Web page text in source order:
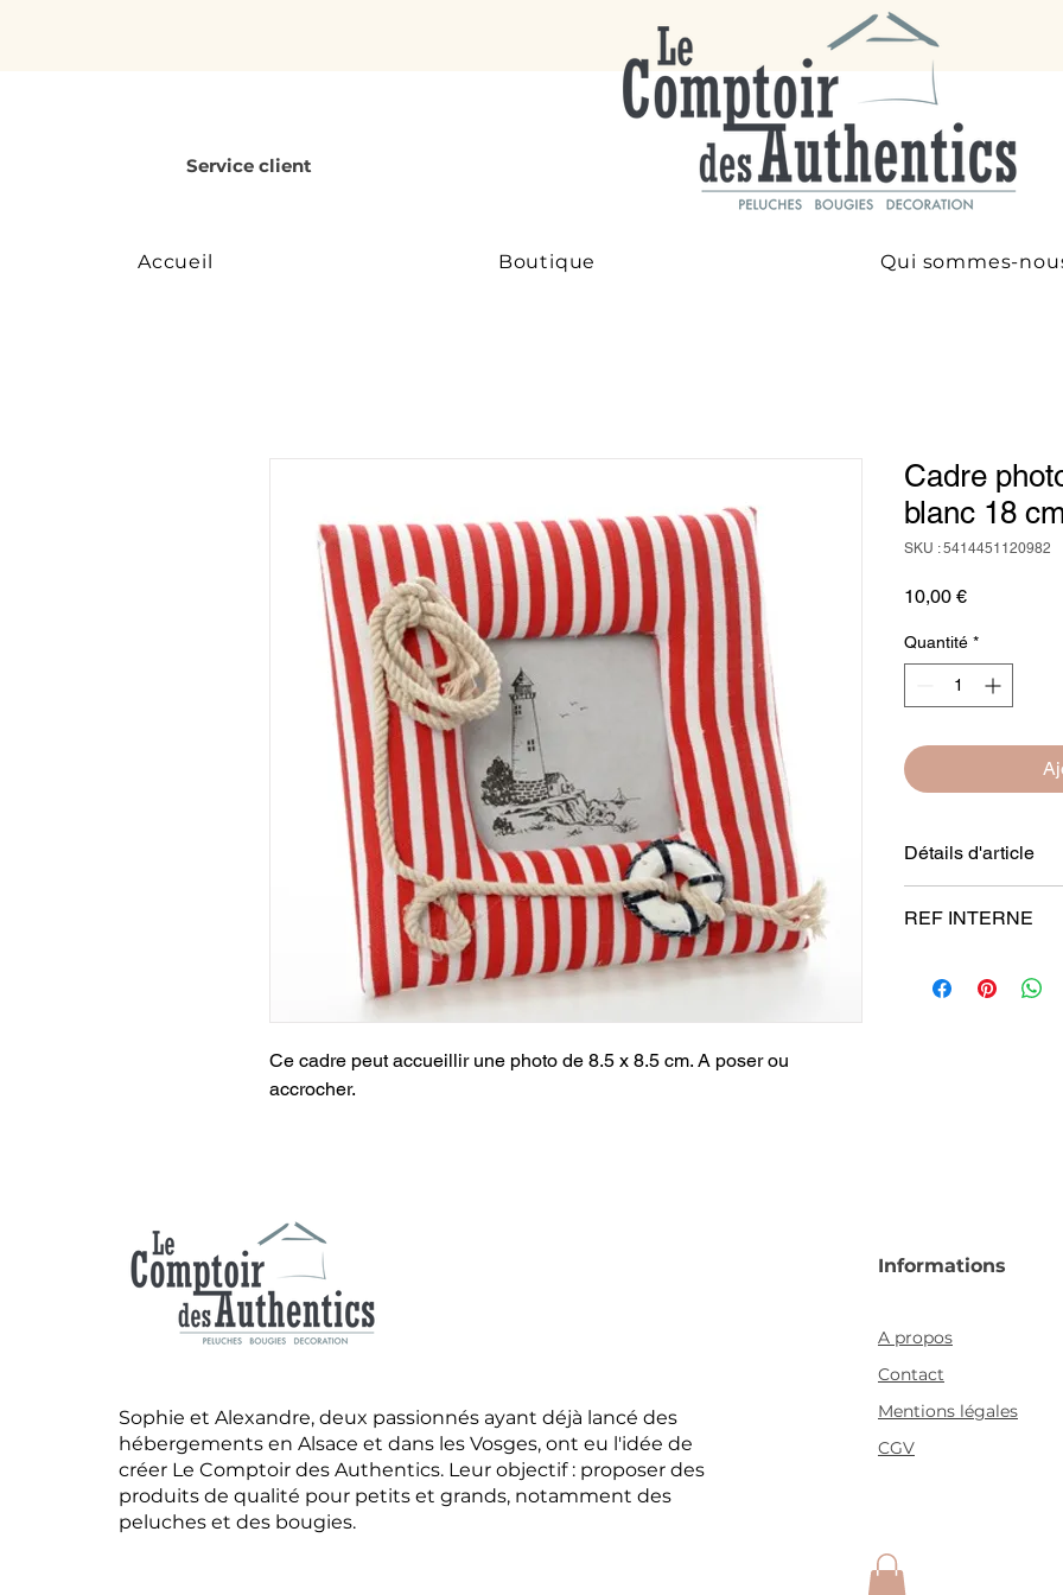
Service client
Accueil Boutique Qui sommes-
Ce cadre peut accueillir une photo de 8.5 x 8.5 cm. A poser ou
accrocher.
Cadre
blanc 18 cm
SKU : 5414451120982
10,00 €Prix
Quantité *
Détails d'article
REF INTERNE
Sophie et Alexandre, deux passionnés ayant déjà lancé des
hébergements en Alsace et dans les Vosges, ont eu l'idée de
créer Le Comptoir des Authentics. Leur objectif : proposer des
produits de qualité pour petits et grands, notamment des
peluches et des bougies.
Informations
A propos
Contact
Mentions légales
CGV